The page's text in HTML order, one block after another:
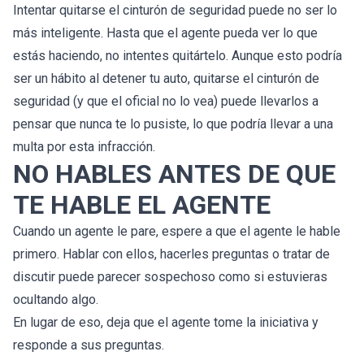
Intentar quitarse el cinturón de seguridad puede no ser lo
más inteligente. Hasta que el agente pueda ver lo que
estás haciendo, no intentes quitártelo. Aunque esto podría
ser un hábito al detener tu auto, quitarse el cinturón de
seguridad (y que el oficial no lo vea) puede llevarlos a
pensar que nunca te lo pusiste, lo que podría llevar a una
multa por esta infracción.
NO HABLES ANTES DE QUE
TE HABLE EL AGENTE
Cuando un agente le pare, espere a que el agente le hable
primero. Hablar con ellos, hacerles preguntas o tratar de
discutir puede parecer sospechoso como si estuvieras
ocultando algo.
En lugar de eso, deja que el agente tome la iniciativa y
responde a sus preguntas.